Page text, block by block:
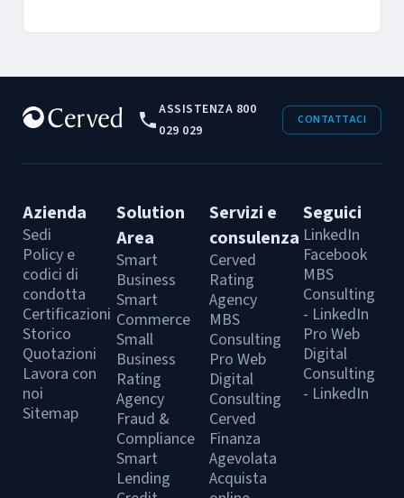
ASSISTENZA 800
029 029
CONTATTACI
Azienda
Sedi
Policy e
codici di
condotta
Certificazioni
Storico
Quotazioni
Lavora con
noi
Sitemap
Solution
Area
Smart
Business
Smart
Commerce
Small
Business
Rating
Agency
Fraud &
Compliance
Smart
Lending
Servizi e
consulenza
Cerved
Rating
Agency
MBS
Consulting
Pro Web
Digital
Consulting
Cerved
Finanza
Agevolata
Acquista
Seguici
LinkedIn
Facebook
MBS
Consulting
- LinkedIn
Pro Web
Digital
Consulting
- LinkedIn